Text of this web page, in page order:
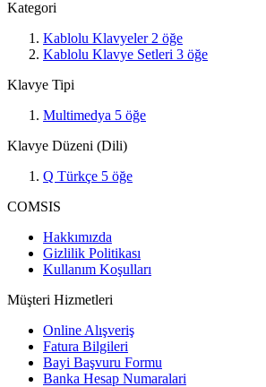
Kategori
Kablolu Klavyeler 2 öğe
Kablolu Klavye Setleri 3 öğe
Klavye Tipi
Multimedya 5 öğe
Klavye Düzeni (Dili)
Q Türkçe 5 öğe
COMSIS
Hakkımızda
Gizlilik Politikası
Kullanım Koşulları
Müşteri Hizmetleri
Online Alışveriş
Fatura Bilgileri
Bayi Başvuru Formu
Banka Hesap Numaralari